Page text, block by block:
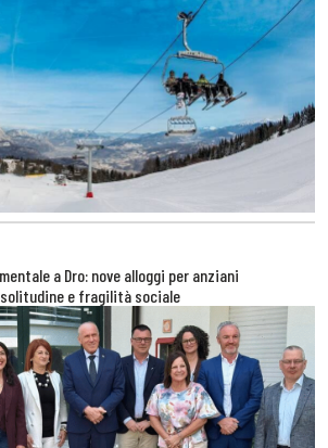
a Dro: nove alloggi per anziani
e fragilità sociale